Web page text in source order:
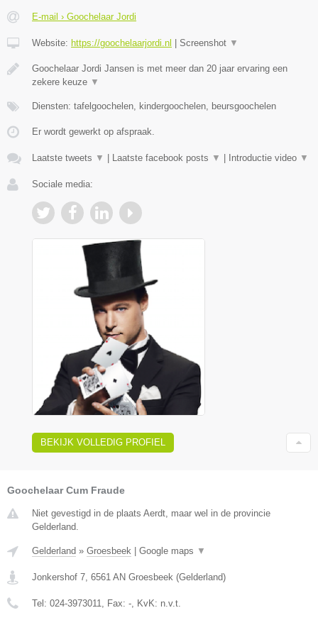
E-mail › Goochelaar Jordi
Website: https://goochelaarjordi.nl | Screenshot ▼
Goochelaar Jordi Jansen is met meer dan 20 jaar ervaring een
zekere keuze ▼
Diensten: tafelgoochelen, kindergoochelen, beursgoochelen
Er wordt gewerkt op afspraak.
Laatste tweets ▼ | Laatste facebook posts ▼ | Introductie video ▼
Sociale media:
BEKIJK VOLLEDIG PROFIEL
Goochelaar Cum Fraude
Niet gevestigd in de plaats Aerdt, maar wel in de provincie
Gelderland.
Gelderland » Groesbeek | Google maps ▼
Jonkershof 7 6561 AN Groesbeek (Gelderland)
Tel: 024-3973011 , Fax: - , KvK: n.v.t.